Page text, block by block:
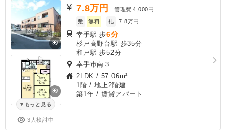
もっと見る
3人検討中
7.8万円 管理費 4,000円
敷
無料 礼 7.8万円
幸手駅 歩6分
杉戸高野台駅 歩35分
和戸駅 歩52分
幸手市南３
2LDK / 57.06m²
1階 / 地上2階建
築1年 / 賃貸アパート